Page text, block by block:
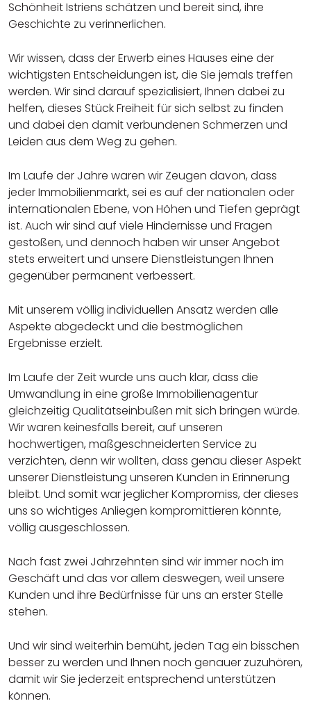
Schönheit Istriens schätzen und bereit sind, ihre
Geschichte zu verinnerlichen.
Wir wissen, dass der Erwerb eines Hauses eine der
wichtigsten Entscheidungen ist, die Sie jemals treffen
werden. Wir sind darauf spezialisiert, Ihnen dabei zu
helfen, dieses Stück Freiheit für sich selbst zu finden
und dabei den damit verbundenen Schmerzen und
Leiden aus dem Weg zu gehen.
Im Laufe der Jahre waren wir Zeugen davon, dass
jeder Immobilienmarkt, sei es auf der nationalen oder
internationalen Ebene, von Höhen und Tiefen geprägt
ist. Auch wir sind auf viele Hindernisse und Fragen
gestoßen, und dennoch haben wir unser Angebot
stets erweitert und unsere Dienstleistungen Ihnen
gegenüber permanent verbessert.
Mit unserem völlig individuellen Ansatz werden alle
Aspekte abgedeckt und die bestmöglichen
Ergebnisse erzielt.
Im Laufe der Zeit wurde uns auch klar, dass die
Umwandlung in eine große Immobilienagentur
gleichzeitig Qualitätseinbußen mit sich bringen würde.
Wir waren keinesfalls bereit, auf unseren
hochwertigen, maßgeschneiderten Service zu
verzichten, denn wir wollten, dass genau dieser Aspekt
unserer Dienstleistung unseren Kunden in Erinnerung
bleibt. Und somit war jeglicher Kompromiss, der dieses
uns so wichtiges Anliegen kompromittieren könnte,
völlig ausgeschlossen.
Nach fast zwei Jahrzehnten sind wir immer noch im
Geschäft und das vor allem deswegen, weil unsere
Kunden und ihre Bedürfnisse für uns an erster Stelle
stehen.
Und wir sind weiterhin bemüht, jeden Tag ein bisschen
besser zu werden und Ihnen noch genauer zuzuhören,
damit wir Sie jederzeit entsprechend unterstützen
können.